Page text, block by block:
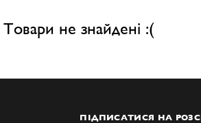
Товари не знайдені :(
ПІДПИСАТИСЯ НА